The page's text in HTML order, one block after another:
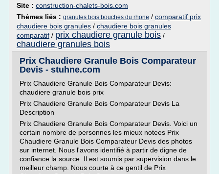
Site : construction-chalets-bois.com
Thèmes liés : granules bois bouches du rhone / comparatif prix
chaudiere bois granules / chaudiere bois granules
comparatif / prix chaudiere granule bois /
chaudiere granules bois
Prix Chaudiere Granule Bois Comparateur
Devis - stuhne.com
Prix Chaudiere Granule Bois Comparateur Devis:
chaudiere granule bois prix
Prix Chaudiere Granule Bois Comparateur Devis La
Description
Prix Chaudiere Granule Bois Comparateur Devis. Voici un
certain nombre de personnes les mieux notees Prix
Chaudiere Granule Bois Comparateur Devis des photos
sur internet. Nous l'avons identifié à partir de digne de
confiance la source. Il est soumis par supervision dans le
meilleur champ. Nous courte à ce gentil de Prix